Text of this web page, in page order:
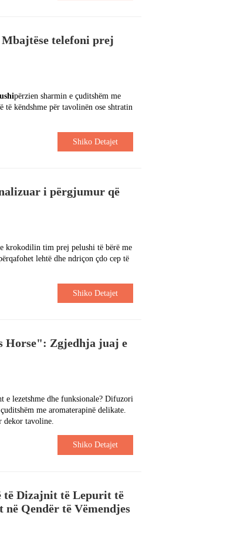
telefoni prej
përzien sharmin e çuditshëm me
të këndshme për tavolinën ose shtratin
Shiko Detajet
i përgjumur që
krokodilin tim prej pelushi të bërë me
lehtë dhe ndriçon çdo cep të
Shiko Detajet
Horse": Zgjedhja juaj e
e lezetshme dhe funksionale? Difuzori
me aromaterapinë delikate.
dekor tavoline.
Shiko Detajet
të Dizajnit të Lepurit të
në Qendër të Vëmendjes